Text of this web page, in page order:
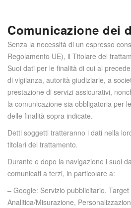
Comunicazione dei
Senza la necessità di un espresso
Regolamento UE), il Titolare del
Suoi dati per le finalità di cui al
di vigilanza, autorità giudiziarie, a
prestazione di servizi assicurativi,
la comunicazione sia obbligatoria per
delle finalità sopra indicate.
Detti soggetti tratteranno i dati nella
titolari del trattamento.
Durante e dopo la navigazione i suoi
comunicati a terzi, in particolare a:
– Google: Servizio pubblicitario,
Analitica/Misurazione,